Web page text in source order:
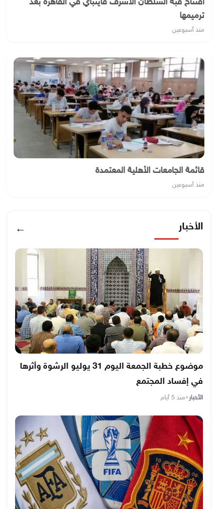
افتتاح قبة السلطان الأشرف قايتباي في القاهرة بعد
ترميمها
منذ أسبوعين
قائمة الجامعات الأهلية المعتمدة
منذ أسبوعين
الأخبار ←
موضوع خطبة الجمعة اليوم 31 يوليو الرشوة وأثرها
في إفساد المجتمع
الأخبار•منذ 5 أيام